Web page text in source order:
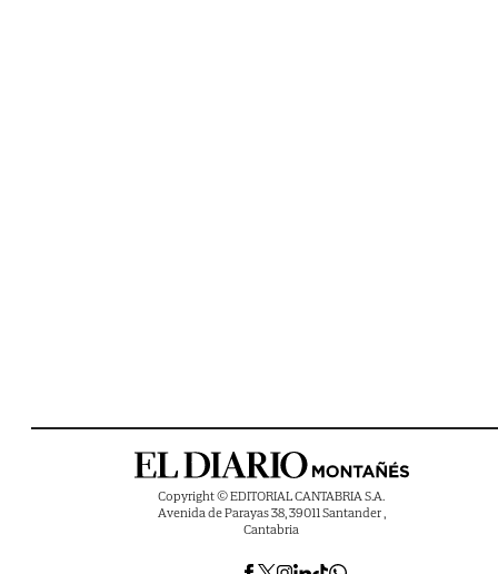
Copyright © EDITORIAL CANTABRIA S.A.
Avenida de Parayas 38, 39011 Santander ,
Cantabria